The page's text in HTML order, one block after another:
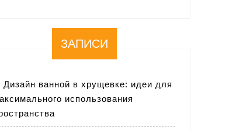
ЗАПИСИ
Дизайн ванной в хрущевке: идеи для
использования